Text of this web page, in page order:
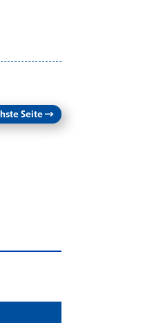
Seite→